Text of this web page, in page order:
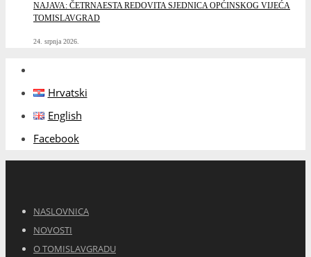
NAJAVA: ČETRNAESTA REDOVITA SJEDNICA OPĆINSKOG VIJEĆA
TOMISLAVGRAD
24. srpnja 2026.
Hrvatski
English
Facebook
NASLOVNICA
NOVOSTI
O TOMISLAVGRADU